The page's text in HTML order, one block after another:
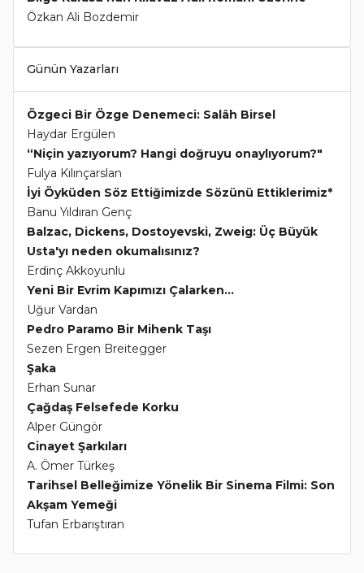
Özkan Ali Bozdemir
Günün Yazarları
Özgeci Bir Özge Denemeci: Salâh Birsel
Haydar Ergülen
“Niçin yazıyorum? Hangi doğruyu onaylıyorum?"
Fulya Kılınçarslan
İyi Öyküden Söz Ettiğimizde Sözünü Ettiklerimiz*
Banu Yıldıran Genç
Balzac, Dickens, Dostoyevski, Zweig: Üç Büyük
Usta'yı neden okumalısınız?
Erdinç Akkoyunlu
Yeni Bir Evrim Kapımızı Çalarken...
Uğur Vardan
Pedro Paramo Bir Mihenk Taşı
Sezen Ergen Breitegger
Şaka
Erhan Sunar
Çağdaş Felsefede Korku
Alper Güngör
Cinayet Şarkıları
A. Ömer Türkeş
Tarihsel Belleğimize Yönelik Bir Sinema Filmi: Son
Akşam Yemeği
Tufan Erbarıştıran